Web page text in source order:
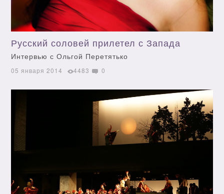
Русский соловей прилетел с Запада
Интервью с Ольгой Перетятько
05 января 2014 4483 0